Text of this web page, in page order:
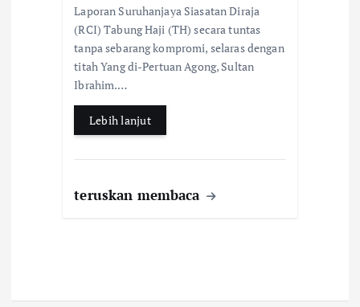
b
o
o
k
s
A
p
e
Laporan Suruhanjaya Siasatan Diraja
(RCI) Tabung Haji (TH) secara tuntas
tanpa sebarang kompromi, selaras dengan
titah Yang di-Pertuan Agong, Sultan
Ibrahim.…
Lebih lanjut
teruskan membaca